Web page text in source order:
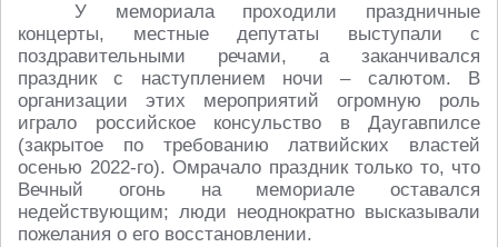
У мемориала проходили праздничные
концерты, местные депутаты выступали с
поздравительными речами, а заканчивался
праздник с наступлением ночи – салютом. В
организации этих мероприятий огромную роль
играло российское консульство в Даугавпилсе
(закрытое по требованию латвийских властей
осенью 2022-го). Омрачало праздник только то, что
Вечный огонь на мемориале оставался
недействующим; люди неоднократно высказывали
пожелания о его восстановлении.